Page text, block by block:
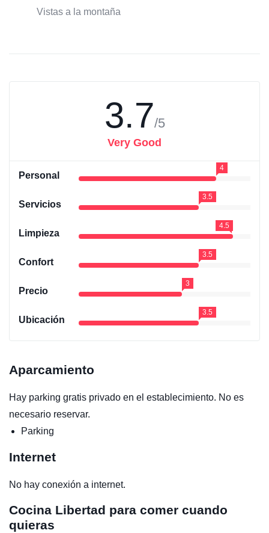
Vistas a la montaña
3.7/5
Very Good
Personal
4
Servicios
3.5
Limpieza
4.5
Confort
3.5
Precio
3
Ubicación
3.5
Aparcamiento
Hay parking gratis privado en el establecimiento. No es
necesario reservar.
Parking
Internet
No hay conexión a internet.
Cocina Libertad para comer cuando
quieras